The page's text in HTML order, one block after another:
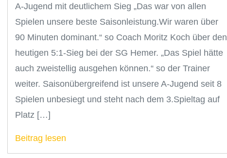
A-Jugend mit deutlichem Sieg „Das war von allen
Spielen unsere beste Saisonleistung.Wir waren über
90 Minuten dominant.“ so Coach Moritz Koch über den
heutigen 5:1-Sieg bei der SG Hemer. „Das Spiel hätte
auch zweistellig ausgehen können.“ so der Trainer
weiter. Saisonübergreifend ist unsere A-Jugend seit 8
Spielen unbesiegt und steht nach dem 3.Spieltag auf
Platz […]
Beitrag lesen